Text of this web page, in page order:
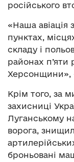
російського
«Наша авіація
пунктах,
складу і
районах п’яти
Херсонщини»,
Крім того, за
захисниці
Луганському
ворога,
броньовані